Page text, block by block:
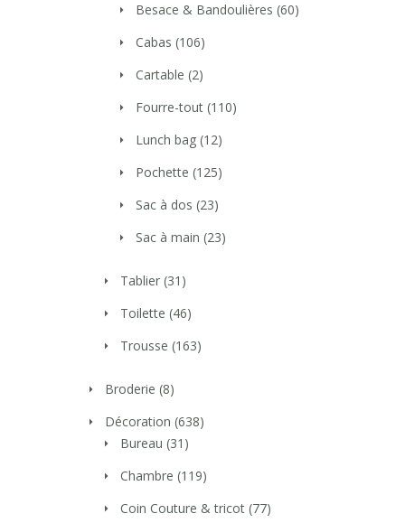
Besace & Bandoulières (60)
Cabas (106)
Cartable (2)
Fourre-tout (110)
Lunch bag (12)
Pochette (125)
Sac à dos (23)
Sac à main (23)
Tablier (31)
Toilette (46)
Trousse (163)
Broderie (8)
Décoration (638)
Bureau (31)
Chambre (119)
Coin Couture & tricot (77)